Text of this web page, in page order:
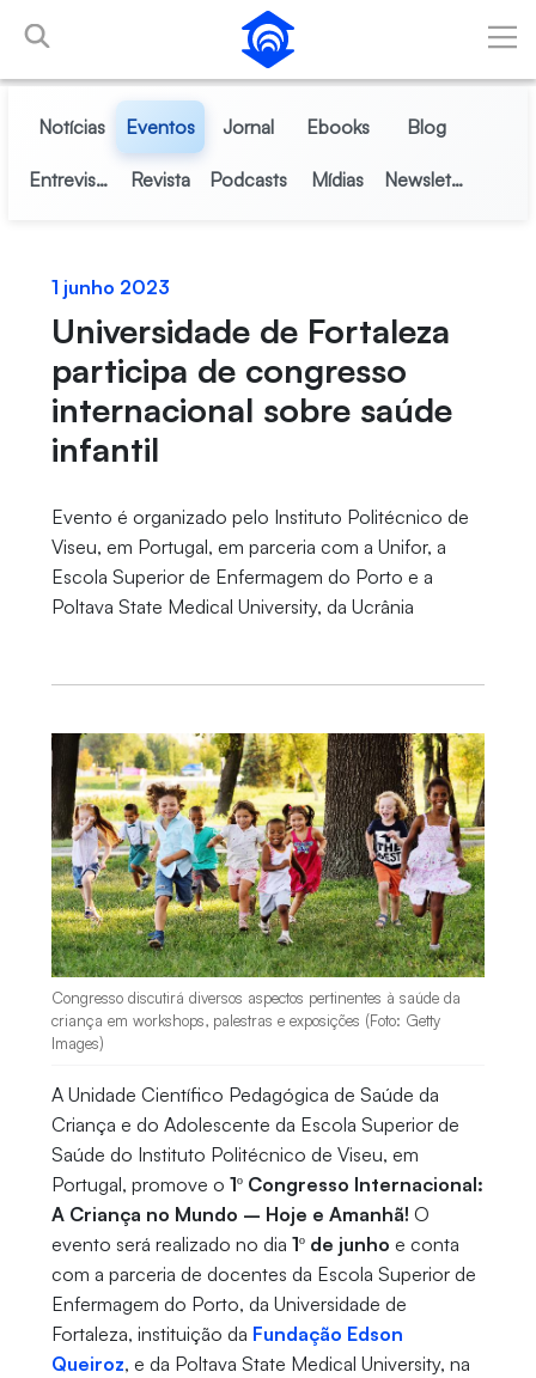
Pular para o Conteúdo principal
Notícias Eventos Jornal Ebooks Blog
Entrevistas Revista Podcasts Mídias Newsletter
1 junho 2023
Universidade de Fortaleza
participa de congresso
internacional sobre saúde
infantil
Evento é organizado pelo Instituto Politécnico de
Viseu, em Portugal, em parceria com a Unifor, a
Escola Superior de Enfermagem do Porto e a
Poltava State Medical University, da Ucrânia
Congresso discutirá diversos aspectos pertinentes à saúde da
criança em workshops, palestras e exposições (Foto: Getty
Images)
A Unidade Científico Pedagógica de Saúde da
Criança e do Adolescente da Escola Superior de
Saúde do Instituto Politécnico de Viseu, em
Portugal, promove o 1º Congresso Internacional:
A Criança no Mundo – Hoje e Amanhã! O
evento será realizado no dia 1º de junho e conta
com a parceria de docentes da Escola Superior de
Enfermagem do Porto, da Universidade de
Fortaleza, instituição da Fundação Edson
Queiroz, e da Poltava State Medical University, na